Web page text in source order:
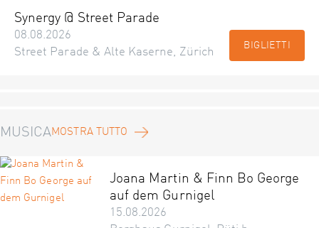
Synergy @ Street Parade
08.08.2026
Street Parade & Alte Kaserne, Zürich
BIGLIETTI
MUSICAMOSTRA TUTTO
Joana Martin & Finn Bo George
auf dem Gurnigel
15.08.2026